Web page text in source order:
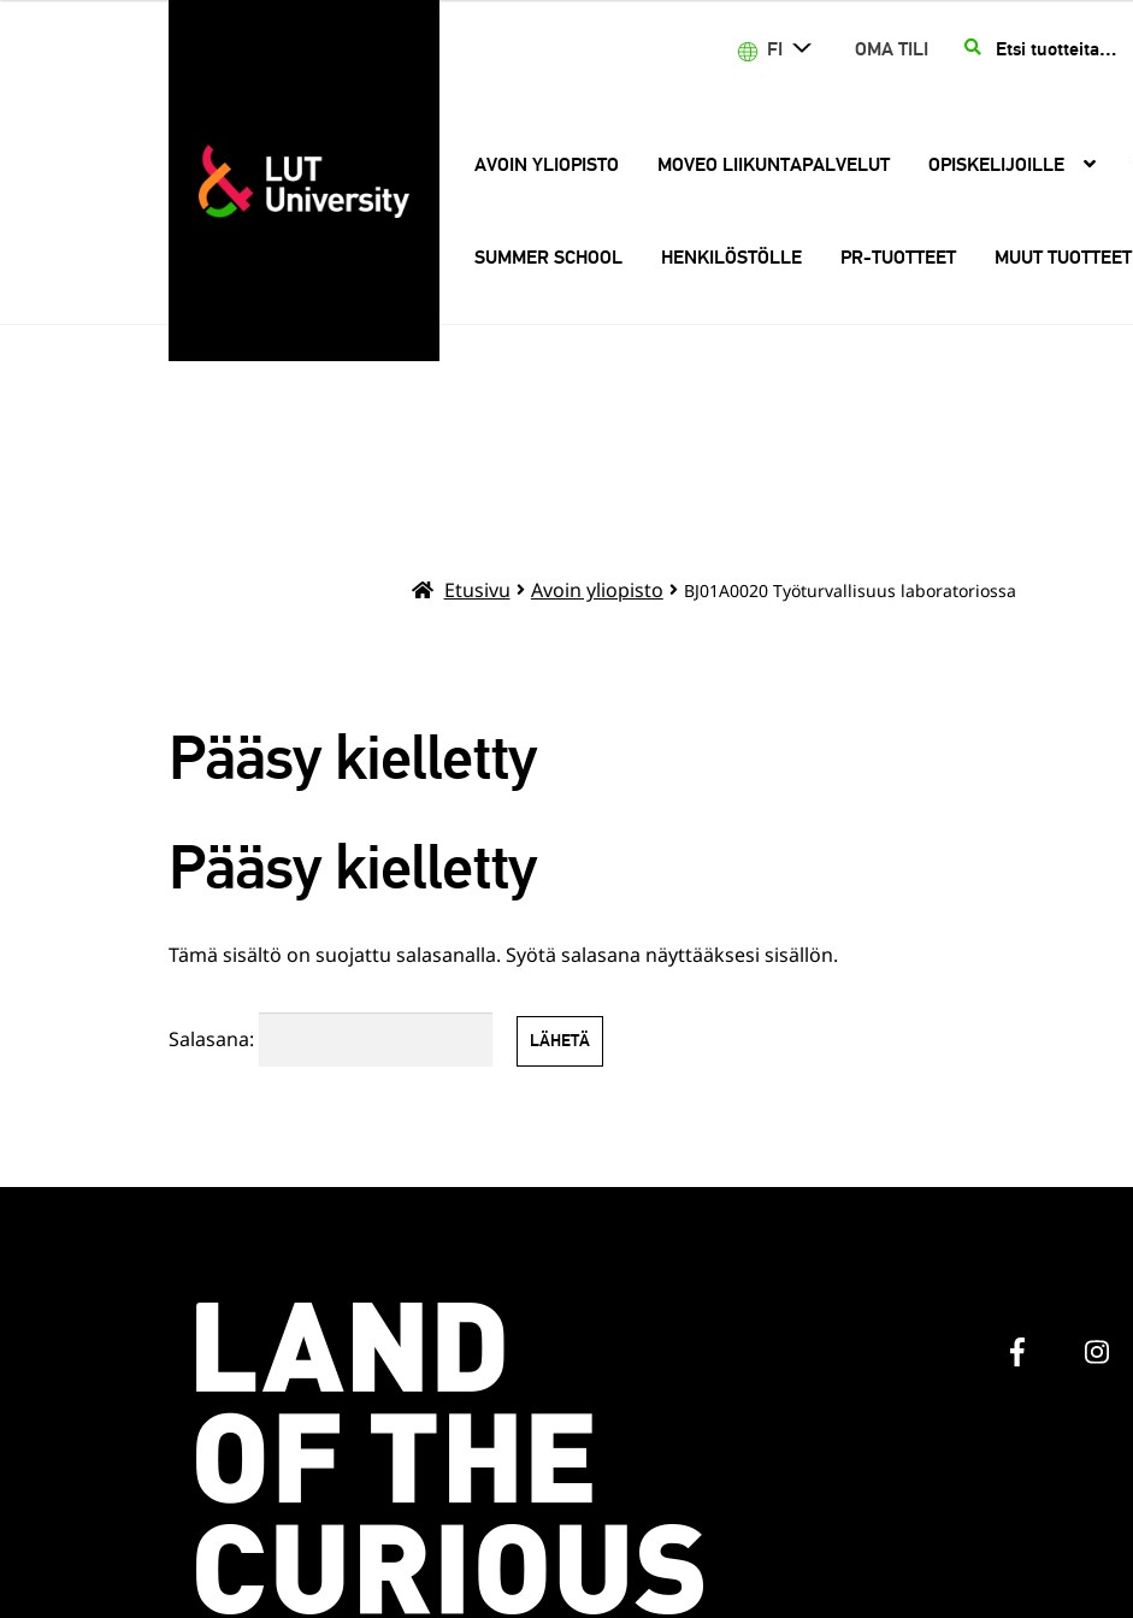
OMA TILI
FI
AVOIN YLIOPISTO MOVEO LIIKUNTAPALVELUT OPISKELIJOILLE
SUMMER SCHOOL HENKILÖSTÖLLE PR-TUOTTEET MUUT TUOTTEET
Etusivu Avoin yliopisto BJ01A0020 Työturvallisuus laboratoriossa
Pääsy kielletty
Pääsy kielletty
Tämä sisältö on suojattu salasanalla. Syötä salasana näyttääksesi sisällön.
Salasana: